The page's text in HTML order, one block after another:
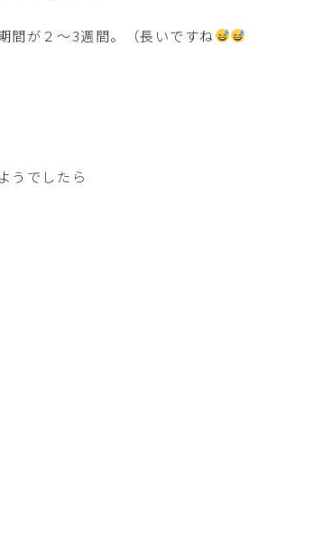
間が２～3週間。（長いですね
うでしたら